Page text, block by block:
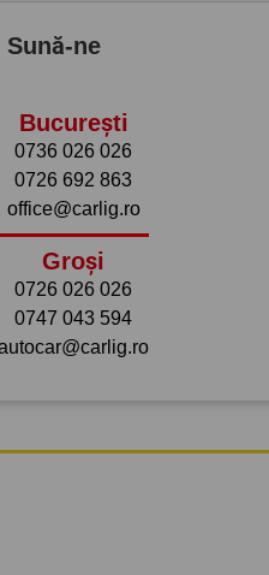
ne
București
0736 026 026
0726 692 863
office@carlig.ro
Groși
0726 026 026
0747 043 594